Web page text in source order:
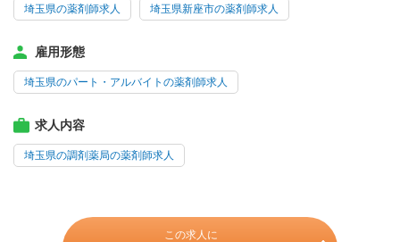
埼玉県の薬剤師求人 埼玉県新座市の薬剤師求人
雇用形態
埼玉県のパート・アルバイトの薬剤師求人
求人内容
埼玉県の調剤薬局の薬剤師求人
この求人に